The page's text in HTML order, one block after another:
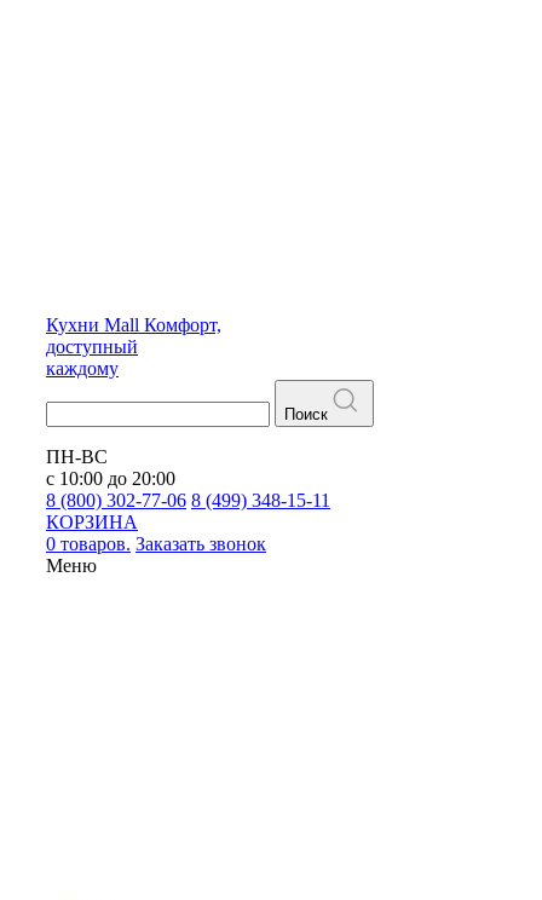
Кухни Mall Комфорт,
доступный
каждому
Поиск
ПН-ВС
с 10:00 до 20:00
8 (800) 302-77-06 8 (499) 348-15-11
КОРЗИНА
0 товаров. Заказать звонок
Меню